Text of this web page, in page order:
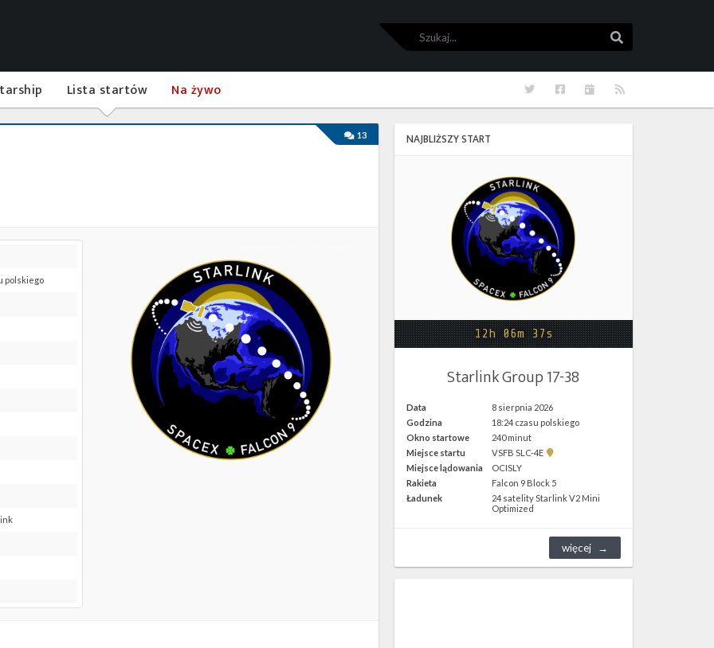
Szukaj
Lista startów Na żywo RSS
Kalendarze
Facebook
Twitter
13
polskiego
NAJBLIŻSZY START
12h 06m 37s
Starlink Group 17-38
Data
8 sierpnia 2026
Godzina
18:24 czasu polskiego
Okno startowe
240 minut
Miejsce startu
VSFB SLC-4E
Pokaż
SLC-
4E w
Google
Miejsce lądowania
OCISLY
Rakieta
Falcon 9 Block 5
Ładunek
24 satelity Starlink V2 Mini
Optimized
więcej